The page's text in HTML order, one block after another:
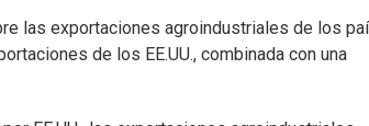
las exportaciones agroindustriales de los
de los EE.UU., combinada con una